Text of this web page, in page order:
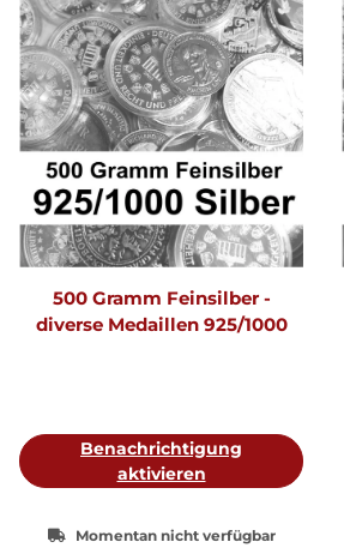
500 Gramm Feinsilber -
diverse Medaillen 925/1000
Benachrichtigung
aktivieren
Momentan nicht verfügbar